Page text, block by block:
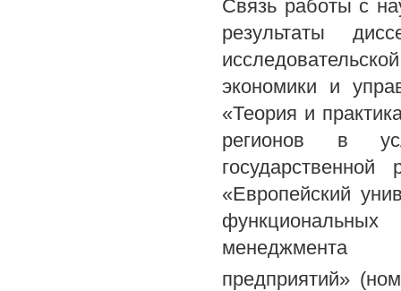
Связь работы с
результаты
экономики и
«Теория и
регионов в
«Европейский
функциональных
менеджмента
предприятий»